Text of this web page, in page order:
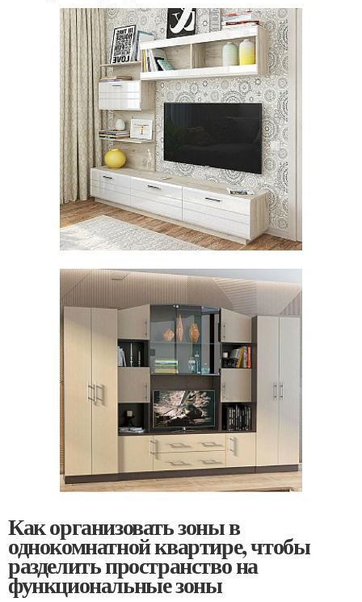
Как организовать зоны в
однокомнатной квартире, чтобы
разделить пространство на
функциональные зоны